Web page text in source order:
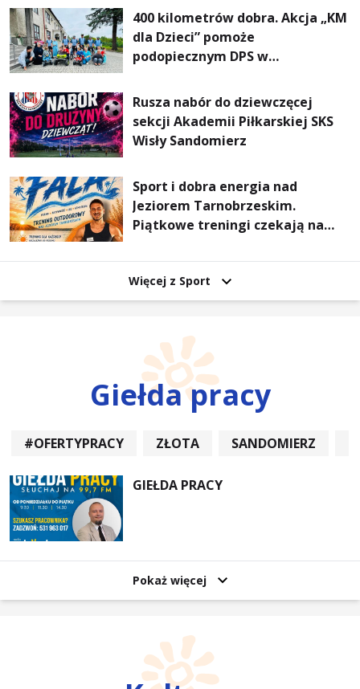
Pieszym „Tam Gdzie Pieprz
Rośnie”
400 kilometrów dobra. Akcja „KM
dla Dzieci” pomoże
podopiecznym DPS w
Rusza nabór do dziewczęcej
sekcji Akademii Piłkarskiej SKS
Wisły Sandomierz
Sport i dobra energia nad
Jeziorem Tarnobrzeskim.
Piątkowe treningi czekają na
Więcej z Sport
Giełda pracy
#OFERTYPRACY ZŁOTA SANDOMIERZ
GIEŁDA PRACY
Pokaż więcej